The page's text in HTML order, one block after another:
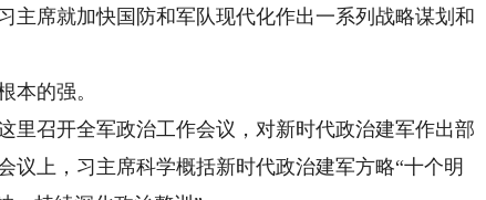
席就加快国防和军队现代化作出一系列战略谋划和
的强。
召开全军政治工作会议，对新时代政治建军作出部
议上，习主席科学概括新时代政治建军方略“十个明